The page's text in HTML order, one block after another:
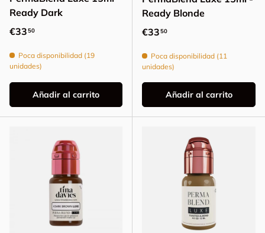
Ready Dark
Precio normal
€3350
Poca disponibilidad (19
unidades)
Añadir al carrito
Ready Blonde
Precio normal
€3350
Poca disponibilidad (11
unidades)
Añadir al carrito